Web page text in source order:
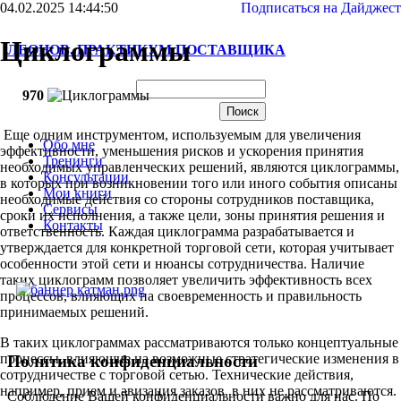
ЛЕОНОВ. ПРАКТИКУМ ПОСТАВЩИКА
Обо мне
Тренинги
Консультации
Мои книги
Сервисы
Контакты
04.02.2025 14:44:50 Подписаться на Дайджест
Циклограммы
970
Еще одним инструментом, используемым для увеличения
эффективности, уменьшения рисков и ускорения принятия
необходимых управленческих решений, являются циклограммы,
в которых при возникновении того или иного события описаны
необходимые действия со стороны сотрудников поставщика,
сроки их исполнения, а также цели, зоны принятия решения и
ответственность. Каждая циклограмма разрабатывается и
утверждается для конкретной торговой сети, которая учитывает
особенности этой сети и нюансы сотрудничества. Наличие
таких циклограмм позволяет увеличить эффективность всех
процессов, влияющих на своевременность и правильность
принимаемых решений.
В таких циклограммах рассматриваются только концептуальные
процессы, влияющие на возможные стратегические изменения в
сотрудничестве с торговой сетью. Технические действия,
например, прием и авизация заказов, в них не рассматриваются.
Политика конфиденциальности
Соблюдение Вашей конфиденциальности важно для нас. По